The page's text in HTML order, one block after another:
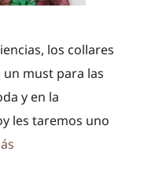
los collares
must para las
y en la
les taremos uno